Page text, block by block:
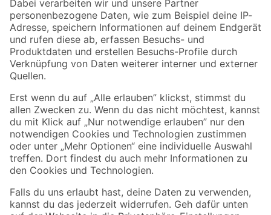
Zahlungsarten Versandarten
Sicher einkaufen
Jetzt die toom-App herunterladen
Alle Preisangaben in EUR inkl. gesetzl. MwSt.. Die dargestellten Angebote sind unter